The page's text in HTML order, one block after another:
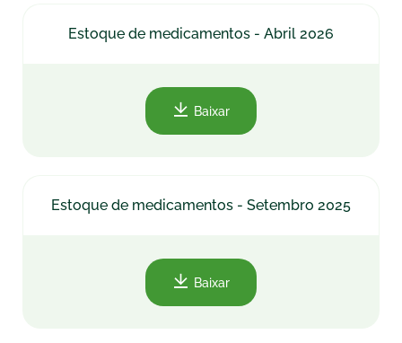
Estoque de medicamentos - Abril 2026
Baixar
Estoque de medicamentos - Setembro 2025
Baixar